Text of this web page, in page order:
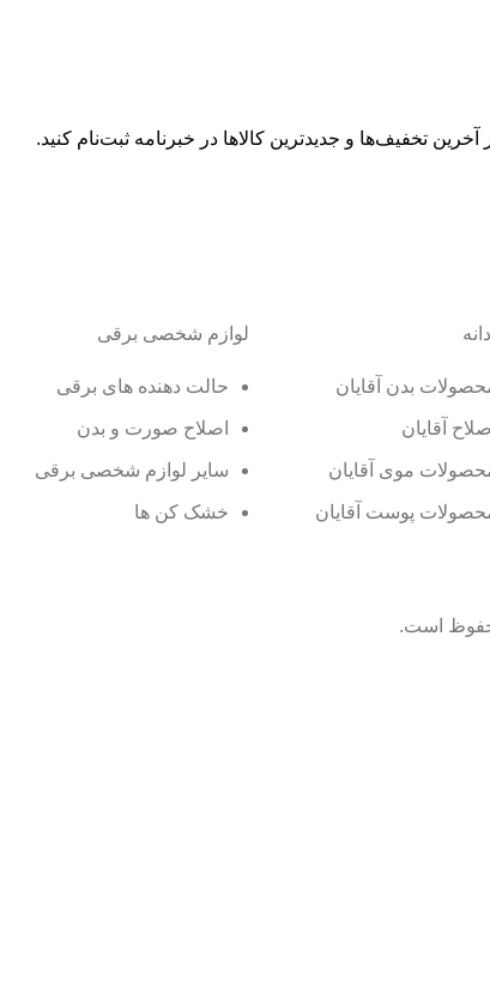
تخفیف‌ها و جدیدترین کالاها در خبرنامه ثبت‌نام کنید.
بدن آقایان
اصلاح آقایان
موی آقایان
پوست آقایان
لوازم شخصی برقی
حالت دهنده های برقی
اصلاح صورت و بدن
سایر لوازم شخصی برقی
خشک کن ها
است.